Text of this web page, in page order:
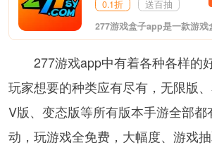
0.1折 送百抽
277游戏app中有着各种各样的
玩家想要的种类应有尽有，无限版
V版、变态版等所有版本手游全部
动，玩游戏全免费，大幅度、游戏